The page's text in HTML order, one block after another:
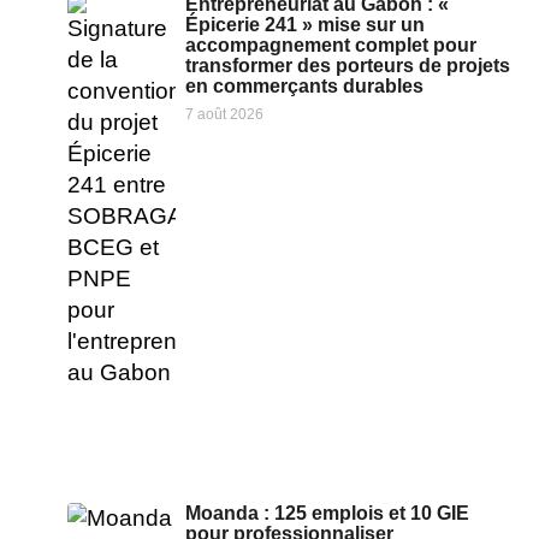
Entrepreneuriat au Gabon : «
Épicerie 241 » mise sur un
accompagnement complet pour
transformer des porteurs de projets
en commerçants durables
7 août 2026
Moanda : 125 emplois et 10 GIE
pour professionnaliser